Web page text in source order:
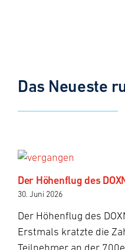
Das Neueste
Der Höhenflug des
30. Juni 2026
Der Höhenflug des
Erstmals kratzte die